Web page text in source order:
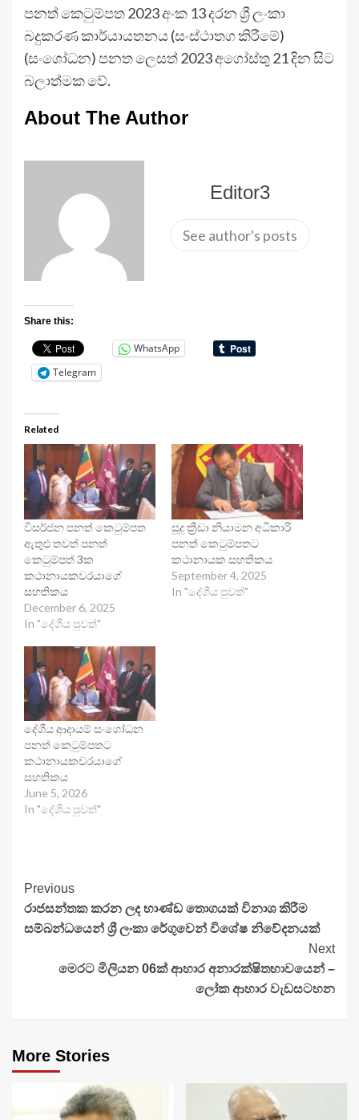
පනත් කෙටුම්පත 2023 අංක 13 දරන ශ්‍රී ලංකා
බදුකරණ කාර්යායතනය (සංස්ථාතග කිරීමේ)
(සංශෝධන) පනත ලෙසත් 2023 අගෝස්තු 21 දින සිට
බලාත්මක වේ.
About The Author
Editor3
See author's posts
Share this:
WhatsApp
Telegram
Related
විසර්ජන පනත් කෙටුම්පත
ඇතුළු තවත් පනත්
කෙටුම්පත් 3ක
කථානායකවරයාගේ
සහතිකය
December 6, 2025
In "දේශීය පුවත්"
සූදු ක්‍රීඩා නියාමන අධිකාරි
පනත් කෙටුම්පතට
කථානායක සහතිකය
September 4, 2025
In "දේශීය පුවත්"
දේශීය ආදායම් සංශෝධන
පනත් කෙටුම්පතට
කථානායකවරයාගේ
සහතිකය
June 5, 2026
In "දේශීය පුවත්"
Continue
Reading
Previous
රාජසන්තක කරන ලද භාණ්ඩ තොගයක් විනාශ කිරීම
සම්බන්ධයෙන් ශ්‍රී ලංකා රේගුවෙන් විශේෂ නිවේදනයක්
Next
මෙරට මිලියන 06ක් ආහාර අනාරක්ෂිතභාවයෙන් –
ලෝක ආහාර වැඩසටහන
More Stories